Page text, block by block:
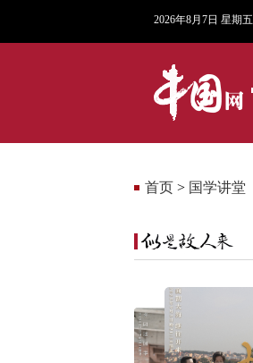
2026年8月7日 星期五
首页 > 国学讲堂